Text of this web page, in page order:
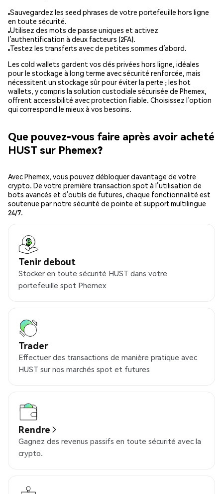
Sauvegardez les seed phrases de votre portefeuille hors ligne
en toute sécurité.
Utilisez des mots de passe uniques et activez
l’authentification à deux facteurs (2FA).
Testez les transferts avec de petites sommes d’abord.
Les cold wallets gardent vos clés privées hors ligne, idéales
pour le stockage à long terme avec sécurité renforcée, mais
nécessitent un stockage sûr pour éviter la perte ; les hot
wallets, y compris la solution custodiale sécurisée de Phemex,
offrent accessibilité avec protection fiable. Choisissez l’option
qui correspond le mieux à vos besoins.
Que pouvez-vous faire après avoir acheté
HUST sur Phemex?
Avec Phemex, vous pouvez débloquer davantage de votre
crypto. De votre première transaction spot à l’utilisation de
bots avancés et d’outils de futures, chaque fonctionnalité est
soutenue par notre sécurité de pointe et support multilingue
24/7.
Tenir debout
Stocker en toute sécurité HUST dans votre
portefeuille spot Phemex
Trader
Effectuer des transactions de manière pratique avec
HUST sur nos marchés spot et futures
Rendre
Gagnez des revenus passifs en toute sécurité avec la
crypto.